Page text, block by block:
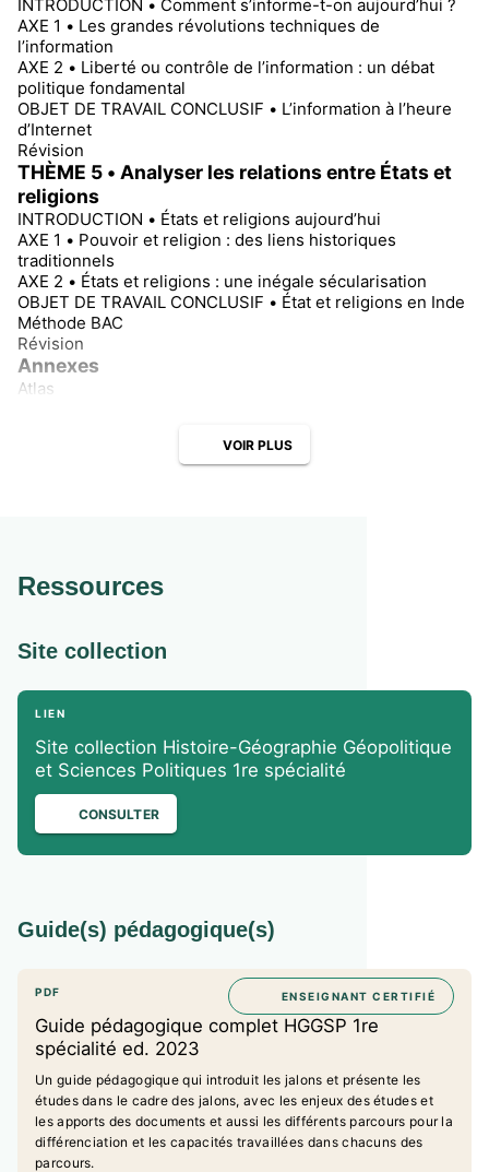
INTRODUCTION • Comment s’informe-t-on aujourd’hui ?
AXE 1 • Les grandes révolutions techniques de
l’information
AXE 2 • Liberté ou contrôle de l’information : un débat
politique fondamental
OBJET DE TRAVAIL CONCLUSIF • L’information à l’heure
d’Internet
Révision
THÈME 5 • Analyser les relations entre États et
religions
INTRODUCTION • États et religions aujourd’hui
AXE 1 • Pouvoir et religion : des liens historiques
traditionnels
AXE 2 • États et religions : une inégale sécularisation
OBJET DE TRAVAIL CONCLUSIF • État et religions en Inde
Méthode BAC
Révision
Annexes
Atlas
VOIR PLUS
Ressources
Site collection
LIEN
Site collection Histoire-Géographie Géopolitique
et Sciences Politiques 1re spécialité
CONSULTER
Guide(s) pédagogique(s)
PDF
Guide pédagogique complet HGGSP 1re
spécialité ed. 2023
Un guide pédagogique qui introduit les jalons et présente les
études dans le cadre des jalons, avec les enjeux des études et
les apports des documents et aussi les différents parcours pour la
différenciation et les capacités travaillées dans chacuns des
parcours.
ENSEIGNANT CERTIFIÉ